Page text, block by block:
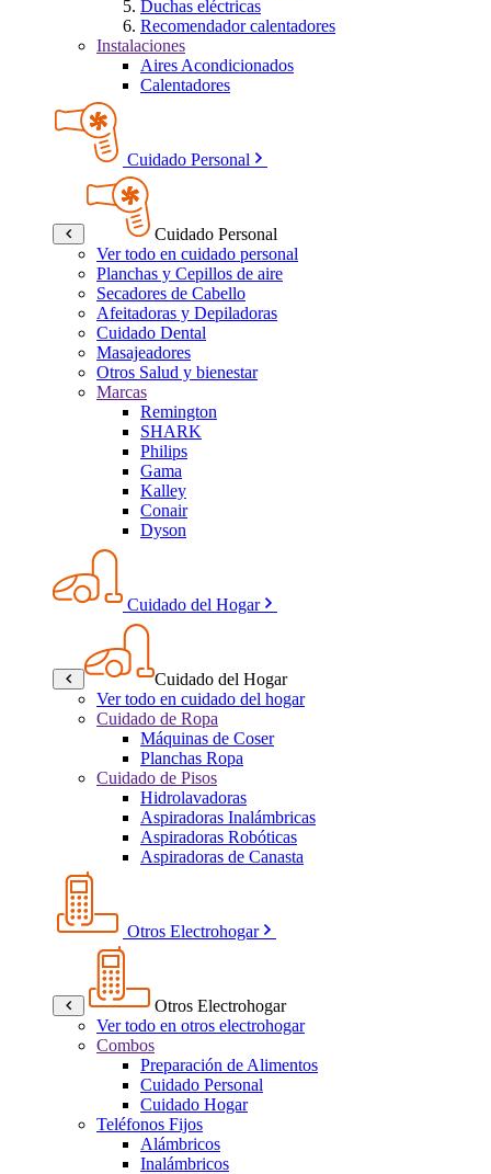
Duchas eléctricas
Recomendador calentadores
Instalaciones
Aires Acondicionados
Calentadores
Cuidado Personal
Cuidado Personal
Ver todo en cuidado personal
Planchas y Cepillos de aire
Secadores de Cabello
Afeitadoras y Depiladoras
Cuidado Dental
Masajeadores
Otros Salud y bienestar
Marcas
Remington
SHARK
Philips
Gama
Kalley
Conair
Dyson
Cuidado del Hogar
Cuidado del Hogar
Ver todo en cuidado del hogar
Cuidado de Ropa
Máquinas de Coser
Planchas Ropa
Cuidado de Pisos
Hidrolavadoras
Aspiradoras Inalámbricas
Aspiradoras Robóticas
Aspiradoras de Canasta
Otros Electrohogar
Otros Electrohogar
Ver todo en otros electrohogar
Combos
Preparación de Alimentos
Cuidado Personal
Cuidado Hogar
Teléfonos Fijos
Alámbricos
Inalámbricos